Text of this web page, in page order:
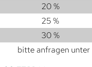
20 %
25 %
30 %
bitte anfragen unter